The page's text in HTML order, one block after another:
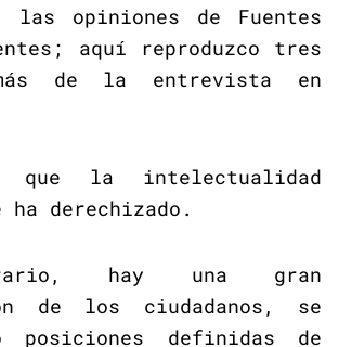
opiniones de Fuentes
aquí reproduzco tres
de la entrevista en
que la intelectualidad
ha derechizado.
hay una gran
de los ciudadanos, se
posiciones definidas de